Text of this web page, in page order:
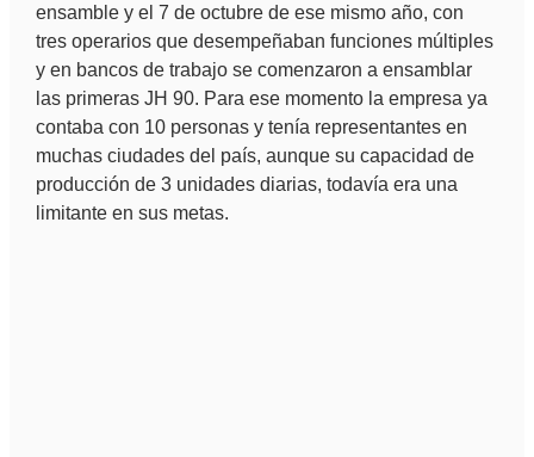
ensamble y el 7 de octubre de ese mismo año, con
tres operarios que desempeñaban funciones múltiples
y en bancos de trabajo se comenzaron a ensamblar
las primeras JH 90. Para ese momento la empresa ya
contaba con 10 personas y tenía representantes en
muchas ciudades del país, aunque su capacidad de
producción de 3 unidades diarias, todavía era una
limitante en sus metas.